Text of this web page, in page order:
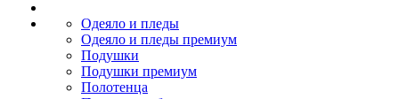
Одеяло и пледы
Одеяло и пледы премиум
Подушки
Подушки премиум
Полотенца